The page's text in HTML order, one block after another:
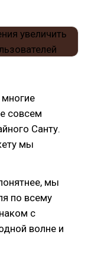
совсем
Санту.
мы
мы
по всему
с
волне и